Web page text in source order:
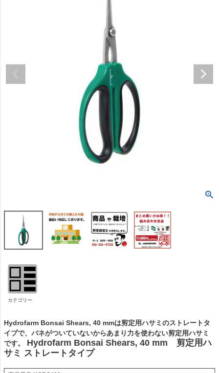
カテゴリー
Hydrofarm Bonsai Shears, 40 mmは剪定用ハサミのストレートタ
イプで、バネがついていないからあまり力を使わない剪定用ハサミ
です。
Hydrofarm Bonsai Shears, 40 mm 剪定用ハ
サミ ストレートタイプ